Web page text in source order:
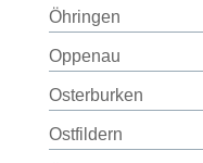
Öhringen
Oppenau
Osterburken
Ostfildern